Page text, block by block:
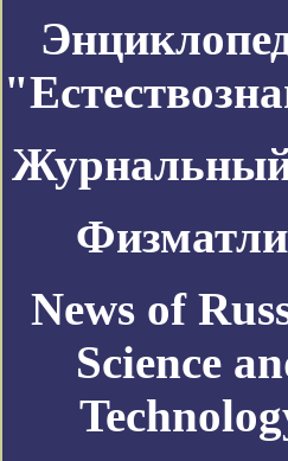
News of
Science